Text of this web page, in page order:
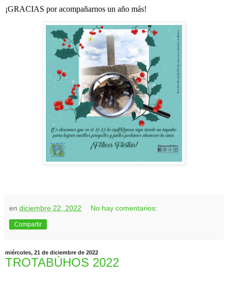
¡GRACIAS por acompañarnos un año más!
en diciembre 22, 2022 No hay comentarios:
Compartir
miércoles, 21 de diciembre de 2022
TROTABÚHOS 2022